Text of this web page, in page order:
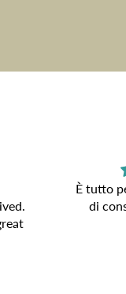
È tutto
di